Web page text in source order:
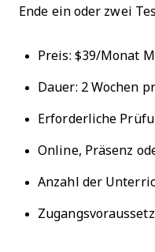
Ende ein oder zwei
Preis: $39/Monat
Dauer: 2 Wochen
Erforderliche
Online, Präsenz
Anzahl der